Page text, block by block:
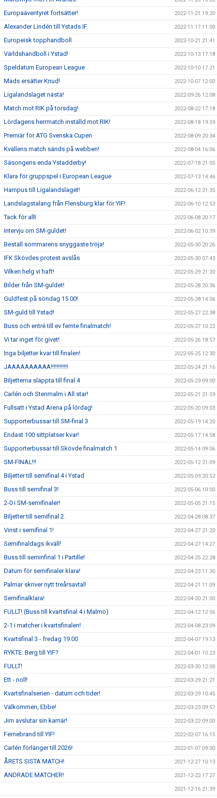
Europaäventyret fortsätter! 2022-11-21 19:20
Alexander Lindén till Ystads IF 2022-11-17 11:00
Europeisk topphandboll 2022-10-21 21:41
Världshandboll i Ystad! 2022-10-13 17:18
Speldatum European League 2022-10-10 17:21
Mads ersätter Knud! 2022-10-07 12:00
Ligalandslaget nästa! 2022-09-26 12:08
Match mot RIK på torsdag! 2022-08-22 17:18
Lördagens herrmatch inställd mot RIK! 2022-08-18 19:59
Premiär för ATG Svenska Cupen 2022-08-09 20:34
Kvällens match sänds på webben! 2022-08-04 16:06
Säsongens enda Ystadderby! 2022-07-18 21:05
Klara för gruppspel i European League 2022-07-13 14:46
Hampus till Ligalandslaget! 2022-06-12 21:35
Landslagstalang från Flensburg klar för YIF! 2022-06-10 12:53
Tack för allt 2022-06-08 20:17
Intervju om SM-guldet! 2022-06-02 10:39
Beställ sommarens snyggaste tröja! 2022-05-30 20:26
IFK Skövdes protest avslås 2022-05-30 07:43
Vilken helg vi haft! 2022-05-29 21:20
Bilder från SM-guldet! 2022-05-28 20:36
Guldfest på söndag 15.00! 2022-05-28 14:06
SM-guld till Ystad! 2022-05-27 22:38
Buss och entré till ev femte finalmatch! 2022-05-27 10:22
Vi tar inget för givet! 2022-05-26 18:57
Inga biljetter kvar till finalen! 2022-05-25 12:30
JAAAAAAAAAA!!!!!!!!!!!! 2022-05-24 21:16
Biljetterna släppta till final 4 2022-05-23 09:00
Carlén och Stenmalm i All star! 2022-05-21 21:59
Fullsatt i Ystad Arena på lördag! 2022-05-20 09:03
Supporterbussar till SM-final 3 2022-05-19 14:20
Endast 100 sittplatser kvar! 2022-05-17 14:58
Supporterbussar till Skövde finalmatch 1 2022-05-14 09:06
SM-FINAL!!! 2022-05-12 21:09
Biljetter till semifinal 4 i Ystad 2022-05-09 20:52
Buss till semifinal 3! 2022-05-06 10:00
2-0 i SM-semifinaler! 2022-05-05 21:15
Biljetter till semifinal 2. 2022-04-28 08:37
Vinst i semifinal 1! 2022-04-27 21:20
Semifinaldags ikväll! 2022-04-27 14:27
Buss till seminfinal 1 i Partille! 2022-04-25 22:28
Datum för semifinaler klara! 2022-04-23 11:30
Palmar skriver nytt treårsavtal! 2022-04-21 11:09
Semifinalklara! 2022-04-20 21:00
FULLT! (Buss till kvartsfinal 4 i Malmö) 2022-04-12 12:56
2-1 i matcher i kvartsfinalen! 2022-04-08 23:09
Kvartsfinal 3 - fredag 19.00 2022-04-07 19:13
RYKTE: Berg till YIF? 2022-04-01 10:23
FULLT! 2022-03-30 12:00
Ett - noll! 2022-03-29 21:21
Kvartsfinalserien - datum och tider! 2022-03-29 10:45
Välkommen, Ebbe! 2022-03-23 09:57
Jim avslutar sin karriär! 2022-03-22 09:00
Fernebrand till YIF! 2022-02-07 16:15
Carlén förlänger till 2026! 2022-01-07 09:00
ÅRETS SISTA MATCH! 2021-12-27 10:13
ÄNDRADE MATCHER! 2021-12-22 17:27
2021-12-16 21:39